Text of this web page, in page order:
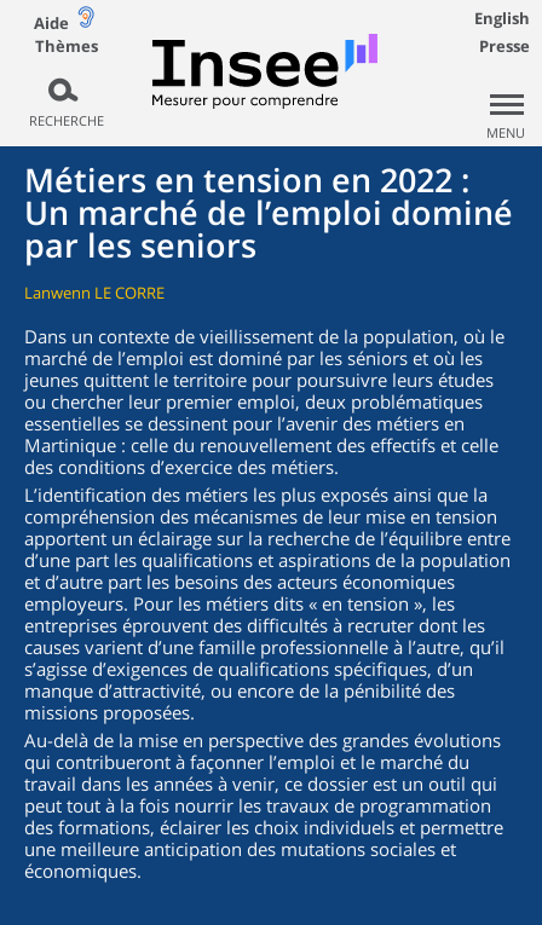
Aide
Thèmes
RECHERCHE
English
Presse
MENU
Métiers en tension en 2022 :
Un marché de l’emploi dominé
par les seniors
Lanwenn LE CORRE
Dans un contexte de vieillissement de la population, où le
marché de l’emploi est dominé par les séniors et où les
jeunes quittent le territoire pour poursuivre leurs études
ou chercher leur premier emploi, deux problématiques
essentielles se dessinent pour l’avenir des métiers en
Martinique : celle du renouvellement des effectifs et celle
des conditions d’exercice des métiers.
L’identification des métiers les plus exposés ainsi que la
compréhension des mécanismes de leur mise en tension
apportent un éclairage sur la recherche de l’équilibre entre
d’une part les qualifications et aspirations de la population
et d’autre part les besoins des acteurs économiques
employeurs. Pour les métiers dits « en tension », les
entreprises éprouvent des difficultés à recruter dont les
causes varient d’une famille professionnelle à l’autre, qu’il
s’agisse d’exigences de qualifications spécifiques, d’un
manque d’attractivité, ou encore de la pénibilité des
missions proposées.
Au-delà de la mise en perspective des grandes évolutions
qui contribueront à façonner l’emploi et le marché du
travail dans les années à venir, ce dossier est un outil qui
peut tout à la fois nourrir les travaux de programmation
des formations, éclairer les choix individuels et permettre
une meilleure anticipation des mutations sociales et
économiques.